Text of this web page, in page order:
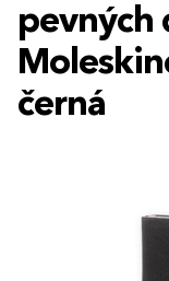
pevných
černá